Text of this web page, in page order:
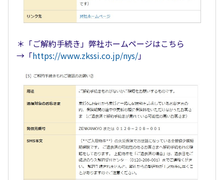
＊「ご解約手続き」弊社ホームページはこちら
→「https://www.zkssi.co.jp/nys/」